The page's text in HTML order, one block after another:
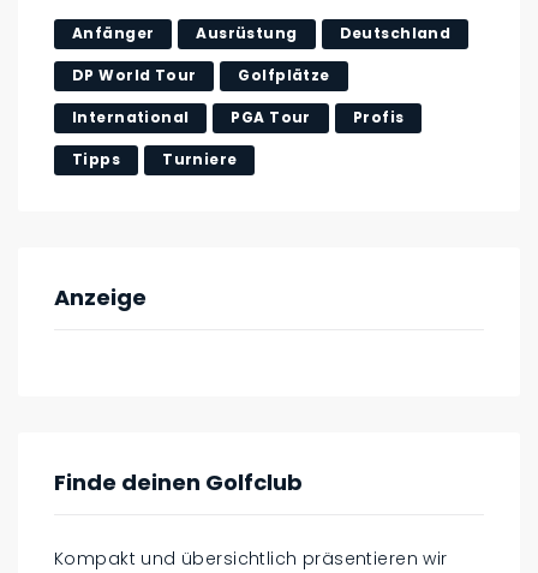
Anfänger Ausrüstung Deutschland
DP World Tour Golfplätze
International PGA Tour Profis
Tipps Turniere
Anzeige
Finde deinen Golfclub
Kompakt und übersichtlich präsentieren wir